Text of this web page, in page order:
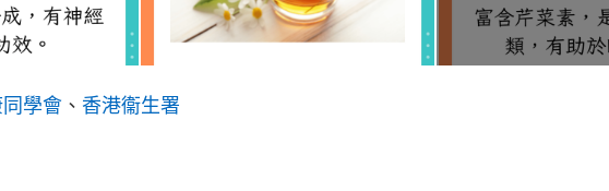
學會 、 香港衞生署